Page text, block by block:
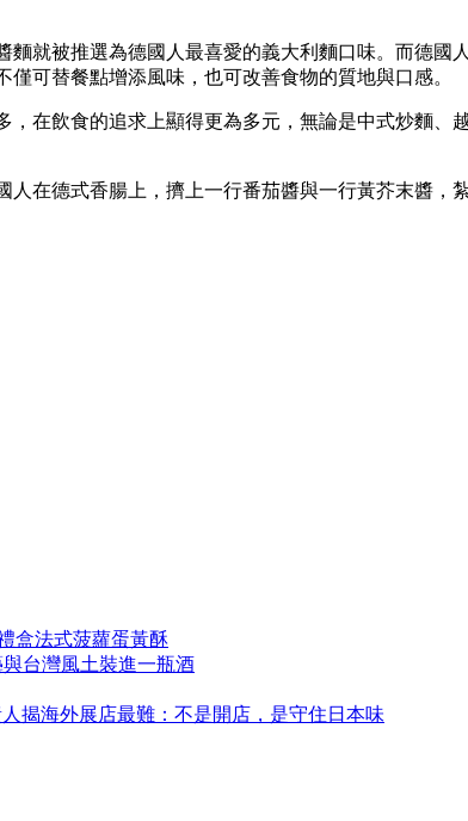
就被推選為德國人最喜愛的義大利麵口味。而德
可替餐點增添風味，也可改善食物的質地與口感。
在飲食的追求上顯得更為多元，無論是中式炒麵、
在德式香腸上，擠上一行番茄醬與一行黃芥末醬，
盒法式菠蘿蛋黃酥
台灣風土裝進一瓶酒
揭海外展店最難：不是開店，是守住日本味